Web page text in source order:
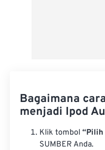
Bagaimana
menjadi Ipod
Klik tombol “Pilih
SUMBER Anda.